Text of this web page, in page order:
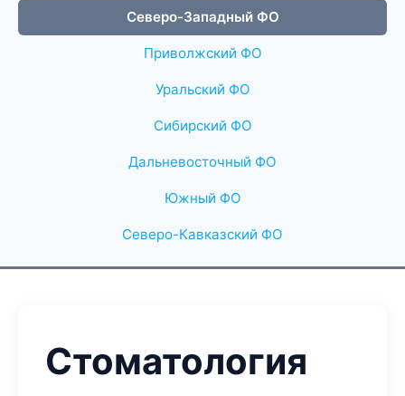
Северо-Западный ФО
Приволжский ФО
Уральский ФО
Сибирский ФО
Дальневосточный ФО
Южный ФО
Северо-Кавказский ФО
Стоматология